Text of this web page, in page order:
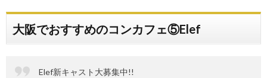
大阪でおすすめのコンカフェ⑤Elef
Elef新キャスト大募集中!!